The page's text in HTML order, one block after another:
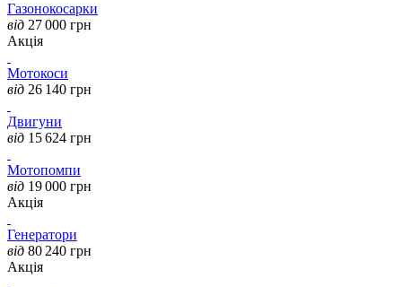
Газонокосарки
від 27 000 грн
Акція
Мотокоси
від 26 140 грн
Двигуни
від 15 624 грн
Мотопомпи
від 19 000 грн
Акція
Генератори
від 80 240 грн
Акція